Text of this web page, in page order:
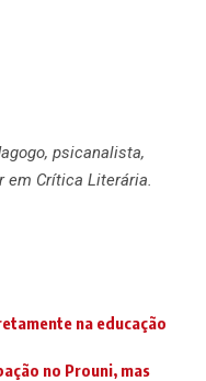
psicanalista,
em Crítica Literária.
na educação
no Prouni, mas